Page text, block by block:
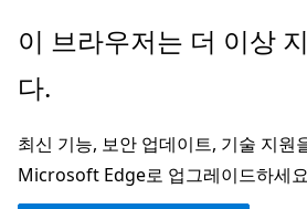
주
콘
츠
로
이 브라우저는 더 이상
다.
최신 기능, 보안 업데이트, 기술 지원
Microsoft Edge로 업그레이드하세